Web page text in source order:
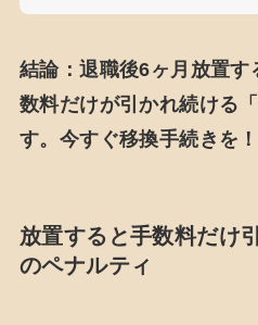
結論：退職後6ヶ月放置す
数料だけが引かれ続ける
す。今すぐ移換手続きを！
放置すると手数料だけ
のペナルティ